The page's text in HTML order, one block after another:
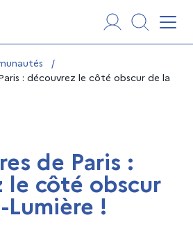
/
: découvrez le côté obscur de la
de Paris :
le côté obscur
!